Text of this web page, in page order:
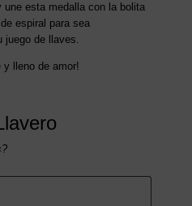
une esta medalla con la bolita
espiral para sea
juego de llaves.
y lleno de amor!